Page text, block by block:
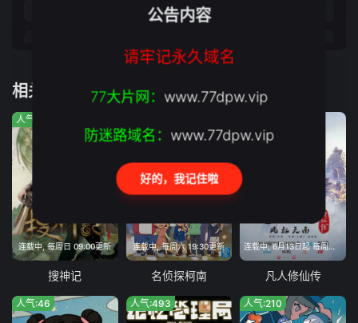
第34集 第35集
相关推荐
连载中, 每周日 09:00更新
人气:1186
搜神记
连载中, 每周六 19:30更新
名侦探柯南
连载中, 6月13日起 每周六11:00
凡人修仙传
人气:46 人气:493 人气:210
公告内容
请牢记永久域名
77大片网： www.77dpw.vip
防迷路域名： www.77dpw.vip
好的，我记住啦